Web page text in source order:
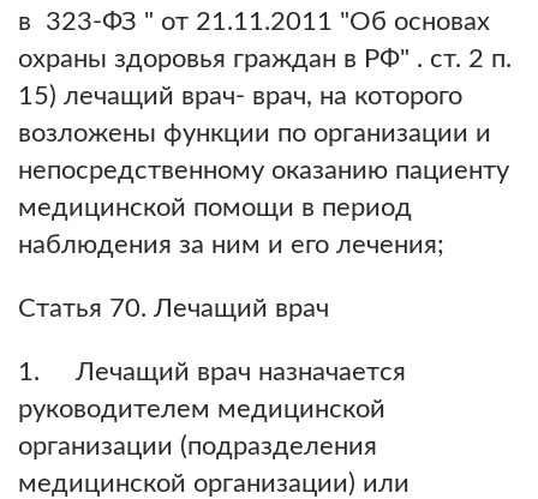
в 323-ФЗ " от 21.11.2011 "Об основах
охраны здоровья граждан в РФ" . ст. 2 п.
15) лечащий врач- врач, на которого
возложены функции по организации и
непосредственному оказанию пациенту
медицинской помощи в период
наблюдения за ним и его лечения;
Статья 70. Лечащий врач
1. Лечащий врач назначается
руководителем медицинской
организации (подразделения
медицинской организации) или